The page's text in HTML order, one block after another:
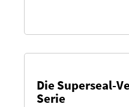
Die Superseal-
Serie